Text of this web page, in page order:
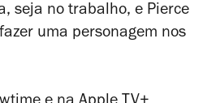
seja no trabalho, e Pierce
uma personagem nos